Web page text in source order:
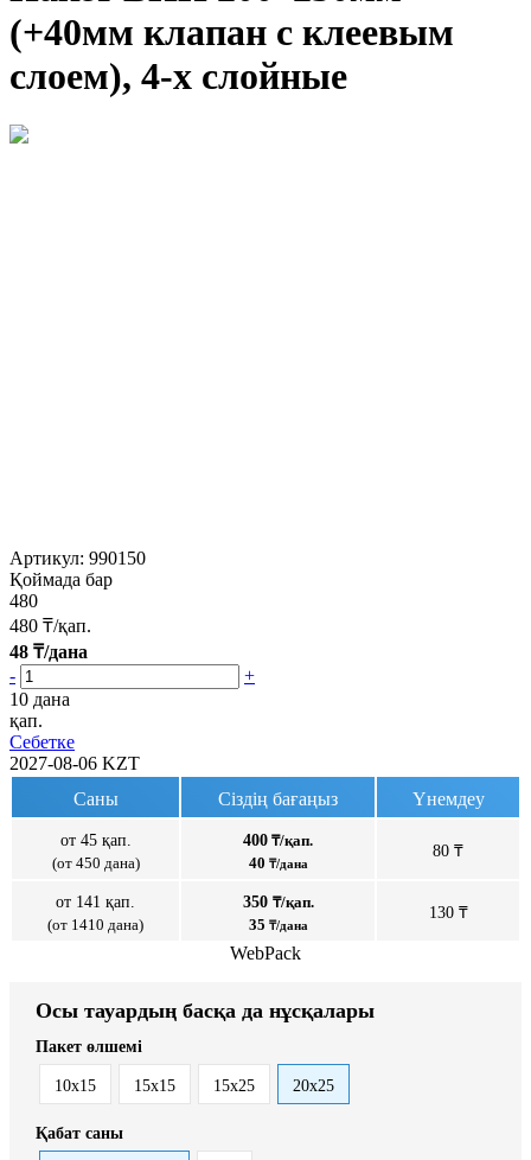
(+40мм клапан с клеевым
слоем), 4-х слойные
Артикул: 990150
Қоймада бар
480
480 ₸/қап.
48 ₸/дана
-
+
10 дана
қап.
Себетке
2027-08-06 KZT
Саны
Сіздің бағаңыз Үнемдеу
от 45 қап.
(от 450 дана)
400 ₸/қап.
40 ₸/дана
80 ₸
от 141 қап.
(от 1410 дана)
350 ₸/қап.
35 ₸/дана
130 ₸
WebPack
Осы тауардың басқа да нұсқалары
Пакет өлшемі
10x15 15x15 15x25 20x25
Қабат саны